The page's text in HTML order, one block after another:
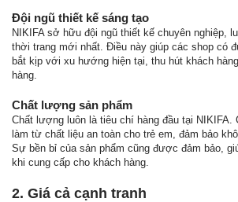
Đội ngũ thiết kế sáng tạo
NIKIFA sở hữu đội ngũ thiết kế chuyên nghiệp,
thời trang mới nhất. Điều này giúp các shop có
bắt kịp với xu hướng hiện tại, thu hút khách
hàng.
Chất lượng sản phẩm
Chất lượng luôn là tiêu chí hàng đầu tại NIKIFA.
làm từ chất liệu an toàn cho trẻ em, đảm bảo
Sự bền bỉ của sản phẩm cũng được đảm bảo,
khi cung cấp cho khách hàng.
2. Giá cả cạnh tranh